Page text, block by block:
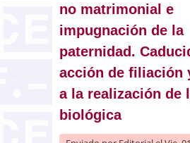
no matrimonial e
impugnación de la
paternidad.
acción de filiación
a la realización de
biológica